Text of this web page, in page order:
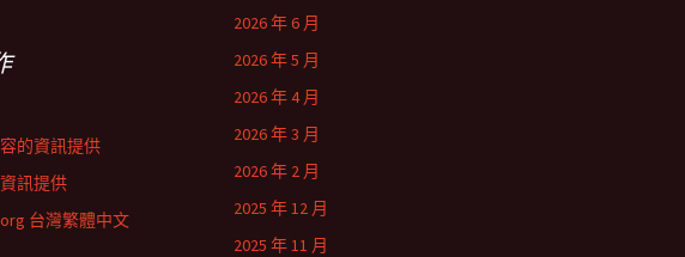
2026 年 6 月
2026 年 5 月
2026 年 4 月
2026 年 3 月
2026 年 2 月
2025 年 12 月
2025 年 11 月
的資訊提供
訊提供
台灣繁體中文